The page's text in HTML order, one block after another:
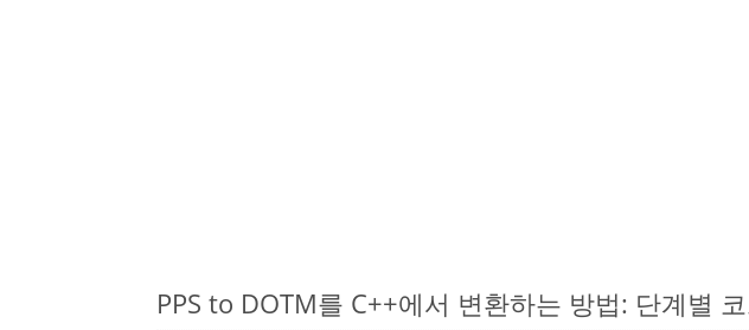
PPS to DOTM를 C++에서 변환하는 방법: 단계별